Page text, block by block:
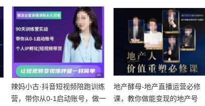
辣妈小古·抖音短视频陪跑训练
营，带你从0-1启动账号，做一
地产酵母-地产直播运营必修
课，教你做能变现的地产号